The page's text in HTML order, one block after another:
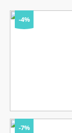
-4%
-7%